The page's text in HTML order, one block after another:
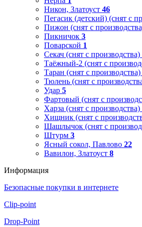
Никон, Златоуст 46
Пегасик (детский) (снят с
Пижон (снят с
Пикничок 3
Поварской 1
Секач (снят с производства)
Таёжный-2 (снят с
Таран (снят с производства)
Тюлень (снят с
Удар 5
Фартовый (снят с
Харза (снят с производства)
Хищник (снят с
Шашлычок (снят с
Штурм 3
Ясный сокол, Павлово 22
Вавилон, Златоуст 8
Информация
Безопасные покупки в интернете
Clip-point
Drop-Point